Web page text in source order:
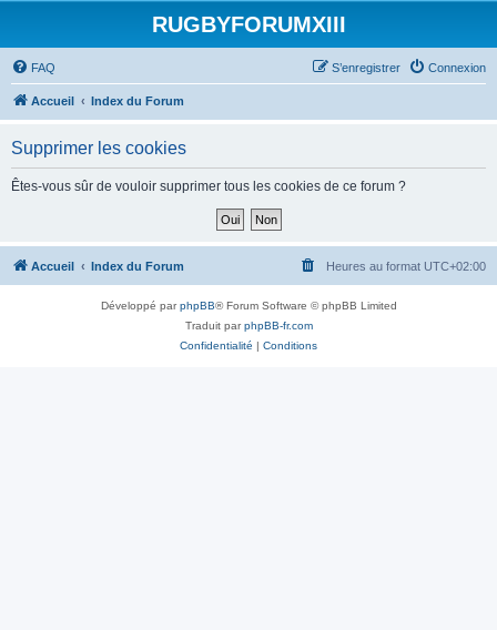
RUGBYFORUMXIII
FAQ Connexion
S’enregistrer
Accueil Index du Forum
Supprimer les cookies
Êtes-vous sûr de vouloir supprimer tous les cookies de ce forum ?
Accueil Index du Forum Heures au format UTC+02:00
Développé parphpBB® Forum Software © phpBB Limited
Traduit parphpBB-fr.com
Confidentialité | Conditions